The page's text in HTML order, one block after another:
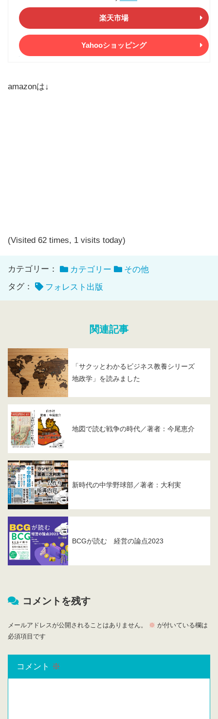
楽天市場
Yahooショッピング
amazonは↓
(Visited 62 times, 1 visits today)
カテゴリー： カテゴリー
その他
タグ：
フォレスト出版
関連記事
「サクッとわかるビジネス教養シリーズ
地政学」を読みました
地図で読む戦争の時代／著者：今尾恵介
新時代の中学野球部／著者：大利実
BCGが読む 経営の論点2023
コメントを残す
メールアドレスが公開されることはありません。 ※ が付いている欄は
必須項目です
コメント ※